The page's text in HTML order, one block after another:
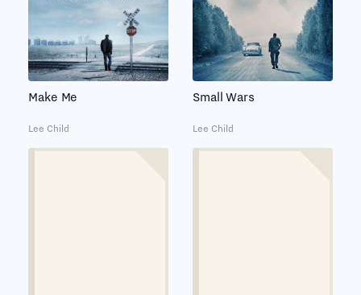
Make Me
Lee Child
Small Wars
Lee Child